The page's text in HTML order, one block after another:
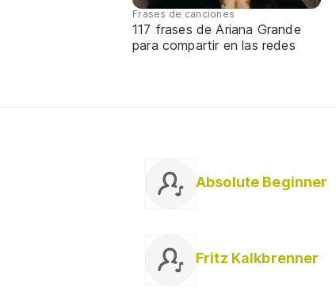
Frases de canciones
117 frases de Ariana Grande
para compartir en las redes
Absolute Beginner
Fritz Kalkbrenner